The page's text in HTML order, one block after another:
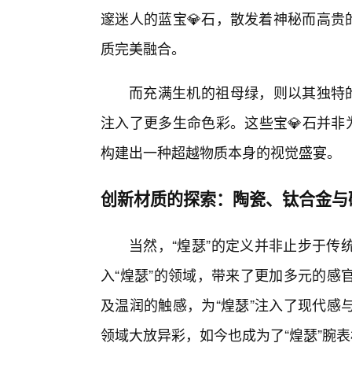
邃迷人的蓝宝💎石，散发着神秘而高
质完美融合。
而充满生机的祖母绿，则以其独特
注入了更多生命色彩。这些宝💎石并
构建出一种超越物质本身的视觉盛宴。
创新材质的探索：陶瓷、钛合金
当然，“煌瑟”的定义并非止步于
入“煌瑟”的领域，带来了更加多元的
及温润的触感，为“煌瑟”注入了现代
领域大放异彩，如今也成为了“煌瑟”腕